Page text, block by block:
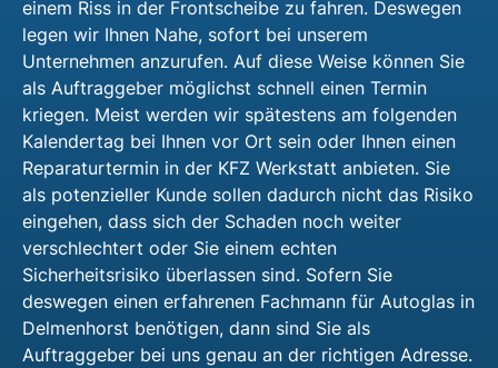
einem Riss in der Frontscheibe zu fahren. Deswegen
legen wir Ihnen Nahe, sofort bei unserem
Unternehmen anzurufen. Auf diese Weise können Sie
als Auftraggeber möglichst schnell einen Termin
kriegen. Meist werden wir spätestens am folgenden
Kalendertag bei Ihnen vor Ort sein oder Ihnen einen
Reparaturtermin in der KFZ Werkstatt anbieten. Sie
als potenzieller Kunde sollen dadurch nicht das Risiko
eingehen, dass sich der Schaden noch weiter
verschlechtert oder Sie einem echten
Sicherheitsrisiko überlassen sind. Sofern Sie
deswegen einen erfahrenen Fachmann für Autoglas in
Delmenhorst benötigen, dann sind Sie als
Auftraggeber bei uns genau an der richtigen Adresse.